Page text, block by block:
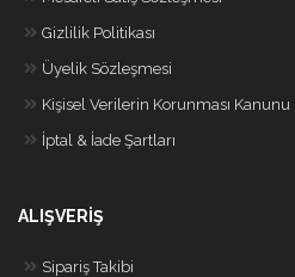
Gizlilik Politikası
Üyelik Sözleşmesi
Kişisel Verilerin Korunması Kanunu
İptal & İade Şartları
ALIŞVERİŞ
Sipariş Takibi